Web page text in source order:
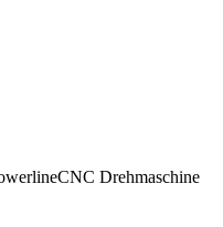
CNC Drehmaschine